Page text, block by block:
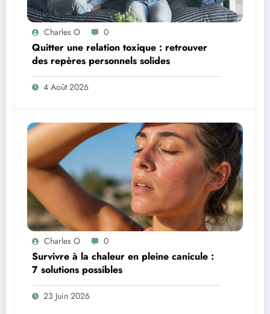
Charles O 0
Quitter une relation toxique : retrouver
des repères personnels solides
4 Août 2026
Charles O 0
Survivre à la chaleur en pleine canicule :
7 solutions possibles
23 Juin 2026